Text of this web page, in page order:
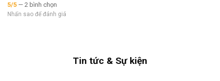
5/5 — 2 bình chọn
Nhấn sao để đánh giá
Tin tức & Sự kiện